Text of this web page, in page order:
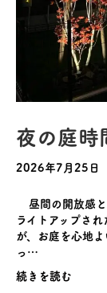
夜の庭時
2026年7月25日
昼間の開放感と
ライトアップさ
が、お庭を心地
っ…
続きを読む